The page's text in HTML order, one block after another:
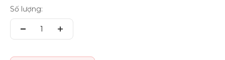
Số lượng: